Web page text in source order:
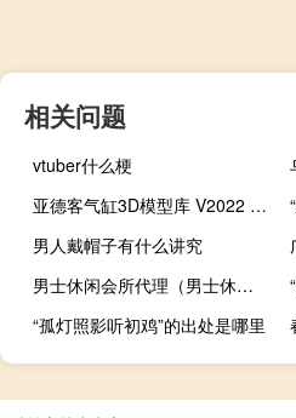
相关问题
vtuber什么梗
亚德客气缸3D模型库 V2022 官方最新版（亚德客气缸3D模型库 V2022 官方最新版功能简介）
男人戴帽子有什么讲究
男士休闲会所代理（男士休闲会所）
“孤灯照影听初鸡”的出处是哪里